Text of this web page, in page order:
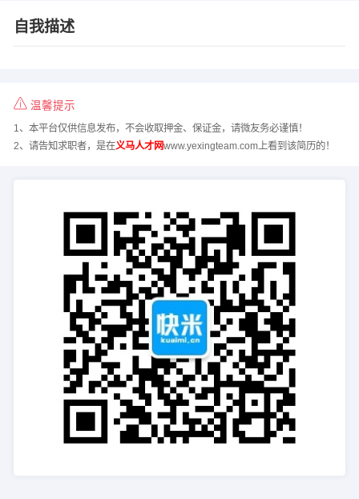
自我描述
温馨提示
1、本平台仅供信息发布，不会收取押金、保证金，请微友务必谨慎！
2、请告知求职者，是在义马人才网www.yexingteam.com上看到该简历的！